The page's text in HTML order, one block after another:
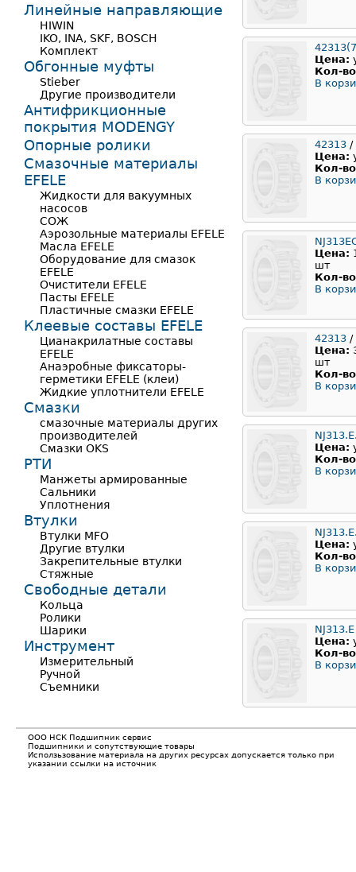
Цена:
Кол-
В
42313 /
Цена:
Кол-
В
Цена:
шт
Кол-
В
42313 /
Цена:
шт
Кол-
В
Цена:
Кол-
В
Цена:
Кол-
В
NJ313.E
Цена:
Кол-
В
Линейные направляющие
HIWIN
IKO, INA, SKF, BOSCH
Комплект
Обгонные муфты
Stieber
Другие производители
Антифрикционные
покрытия MODENGY
Опорные ролики
Смазочные материалы
EFELE
Жидкости для вакуумных
насосов
СОЖ
Аэрозольные материалы EFELE
Масла EFELE
Оборудование для смазок
EFELE
Очистители EFELE
Пасты EFELE
Пластичные смазки EFELE
Клеевые составы EFELE
Цианакрилатные составы
EFELE
Анаэробные фиксаторы-
герметики EFELE (клеи)
Жидкие уплотнители EFELE
Смазки
смазочные материалы других
производителей
Смазки OKS
РТИ
Манжеты армированные
Сальники
Уплотнения
Втулки
Втулки MFO
Другие втулки
Закрепительные втулки
Стяжные
Свободные детали
Кольца
Ролики
Шарики
Инструмент
Измерительный
Ручной
Съемники
ООО НСК Подшипник сервис
Подшипники и сопутствующие товары
Исползьзование материала на других ресурсах допускается только при
указании ссылки на источник